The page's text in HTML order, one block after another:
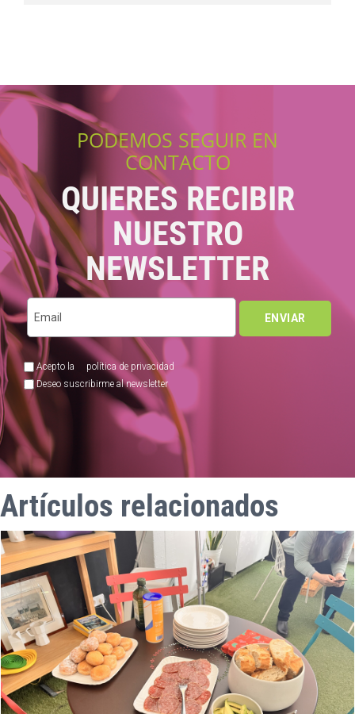
PODEMOS SEGUIR EN
CONTACTO
QUIERES RECIBIR
NUESTRO
NEWSLETTER
Acepto la
política de privacidad
Deseo suscribirme al newsletter
Artículos relacionados